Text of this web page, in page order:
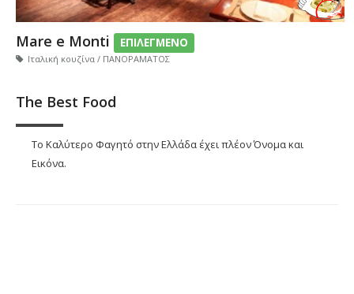
Mare e Monti ΕΠΙΛΕΓΜΕΝΟ
Ιταλική κουζίνα / ΠΑΝΟΡΑΜΑΤΟΣ
The Best Food
Το Καλύτερο Φαγητό στην Ελλάδα έχει πλέον Όνομα και
Εικόνα.